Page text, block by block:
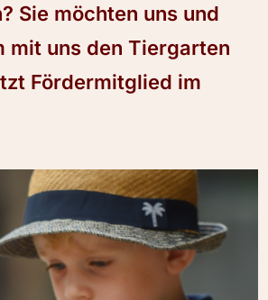
Sie möchten uns und
mit uns den Tiergarten
Fördermitglied im